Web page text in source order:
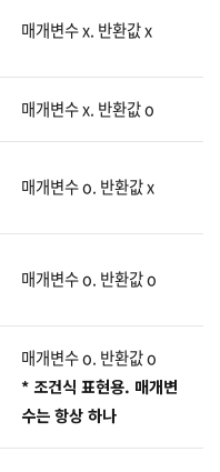
매개변수 x. 반환값 x
매개변수 x. 반환값 o
매개변수 o. 반환값 x
매개변수 o. 반환값 o
매개변수 o. 반환값 o
* 조건식 표현용. 매개변
수는 항상 하나